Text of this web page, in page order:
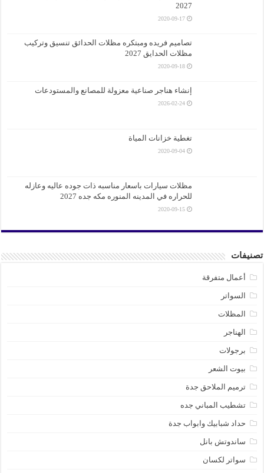
2027
2020-09-17
تصاميم فريده ومبتكره مظلات الحدائق تنسيق وتركيب
مظلات الحدايق 2027
2020-09-18
إنشاء هناجر صناعية معزولة للمصانع والمستودعات
2026-02-24
تغطية خزانات المياة
2020-09-04
مظلات سيارات باسعار مناسبه ذات جوده عاليه وعازله
للحراره في المدينه المنوره مكه جده 2027
2020-09-15
أعمال متفرقة
السواتر
المظلات
الهناجر
برجولات
بيوت الشعر
ترميم الملاحق جدة
تشطيب المباني جده
حداد شبابيك وابواب جدة
ساندوتش بانل
سواتر لكسان